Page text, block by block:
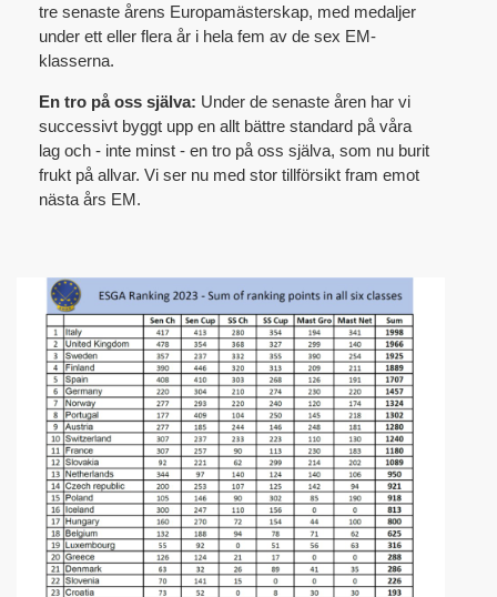
tre senaste årens Europamästerskap, med medaljer
under ett eller flera år i hela fem av de sex EM-
klasserna.
En tro på oss själva: Under de senaste åren har vi
successivt byggt upp en allt bättre standard på våra
lag och - inte minst - en tro på oss själva, som nu burit
frukt på allvar. Vi ser nu med stor tillförsikt fram emot
nästa års EM.